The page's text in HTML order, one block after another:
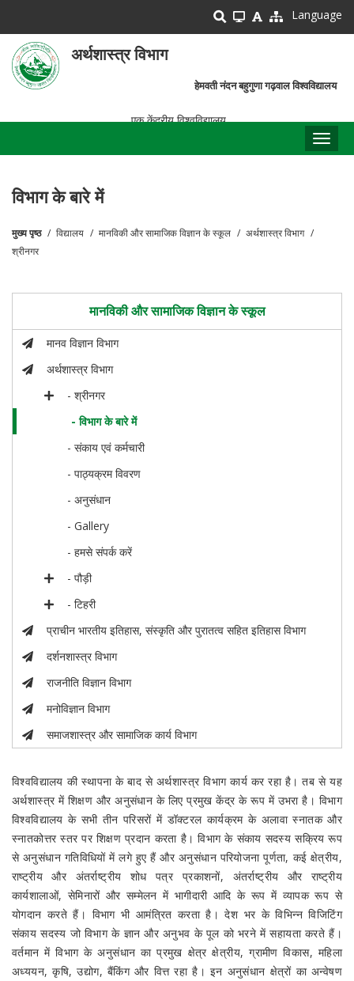
main
content
Language
अर्थशास्त्र विभाग
हेमवती नंदन बहुगुणा गढ़वाल विश्वविद्यालय
एक केंद्रीय विश्वविद्यालय
विभाग के बारे में
पग
मुख्य पृष्ठ विद्यालय मानविकी और सामाजिक विज्ञान के स्कूल
अर्थशास्त्र विभाग
श्रीनगर
मानविकी और सामाजिक विज्ञान के स्कूल
मानव विज्ञान विभाग
अर्थशास्त्र विभाग
- श्रीनगर
- विभाग के बारे में
- संकाय एवं कर्मचारी
- पाठ्यक्रम विवरण
- अनुसंधान
- Gallery
- हमसे संपर्क करें
- पौड़ी
- टिहरी
प्राचीन भारतीय इतिहास, संस्कृति और पुरातत्व सहित इतिहास विभाग
दर्शनशास्त्र विभाग
राजनीति विज्ञान विभाग
मनोविज्ञान विभाग
समाजशास्त्र और सामाजिक कार्य विभाग
विश्वविद्यालय की स्थापना के बाद से अर्थशास्त्र विभाग कार्य कर रहा है। तब से यह
अर्थशास्त्र में शिक्षण और अनुसंधान के लिए प्रमुख केंद्र के रूप में उभरा है। विभाग
विश्वविद्यालय के सभी तीन परिसरों में डॉक्टरल कार्यक्रम के अलावा स्नातक और
स्नातकोत्तर स्तर पर शिक्षण प्रदान करता है। विभाग के संकाय सदस्य सक्रिय रूप
से अनुसंधान गतिविधियों में लगे हुए हैं और अनुसंधान परियोजना पूर्णता, कई क्षेत्रीय,
राष्ट्रीय और अंतर्राष्ट्रीय शोध पत्र प्रकाशनों, अंतर्राष्ट्रीय और राष्ट्रीय
कार्यशालाओं, सेमिनारों और सम्मेलन में भागीदारी आदि के रूप में व्यापक रूप से
योगदान करते हैं। विभाग भी आमंत्रित करता है। देश भर के विभिन्न विजिटिंग
संकाय सदस्य जो विभाग के ज्ञान और अनुभव के पूल को भरने में सहायता करते हैं।
वर्तमान में विभाग के अनुसंधान का प्रमुख क्षेत्र क्षेत्रीय, ग्रामीण विकास, महिला
अध्ययन, कृषि, उद्योग, बैंकिंग और वित्त रहा है। इन अनुसंधान क्षेत्रों का अन्वेषण